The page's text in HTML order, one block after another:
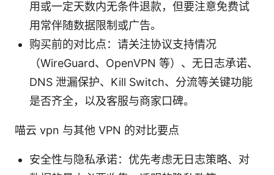
用或一定天数内无条件退款，但要注意免费试
用常伴随数据限制或广告。
购买前的对比点：请关注协议支持情况
（WireGuard、OpenVPN 等）、无日志承诺、
DNS 泄漏保护、Kill Switch、分流等关键功能
是否齐全，以及客服与商家口碑。
喵云 vpn 与其他 VPN 的对比要点
安全性与隐私承诺：优先考虑无日志策略、对